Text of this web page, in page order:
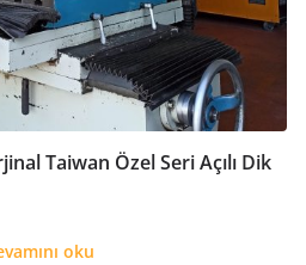
Taiwan Özel Seri Açılı Dik
oku